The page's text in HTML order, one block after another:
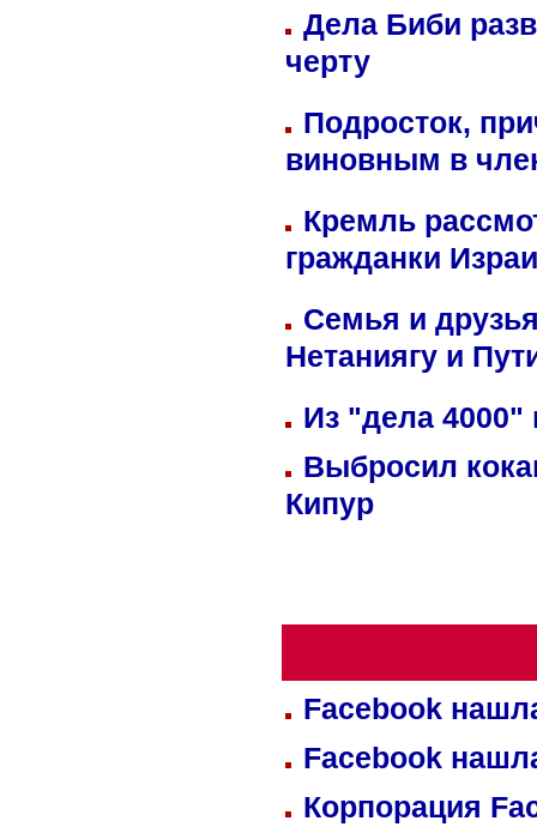
Дела Биби
черту
Подросток,
виновным в
Кремль
гражданки
Семья и
Нетаниягу и
Из "дела 4000"
Выбросил
Кипур
Facebook
Facebook
Корпорация